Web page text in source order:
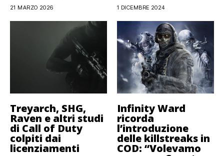
21 MARZO 2026 1 DICEMBRE 2024
Treyarch, SHG,
Raven e altri studi
di Call of Duty
colpiti dai
licenziamenti
Infinity Ward
ricorda
l’introduzione
delle killstreaks in
COD: “Volevamo